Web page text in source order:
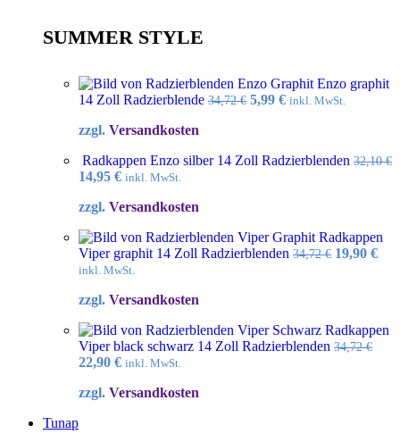
SUMMER STYLE
Enzo graphit
14 Zoll Radzierblende 34,72€ Ursprünglicher
5,99 €Aktueller
inkl. MwSt.
zzgl. Versandkosten
Radkappen Enzo silber 14 Zoll Radzierblenden 32,10€
Ursprünglicher
war:
14,95 €Aktueller
ist:
inkl. MwSt.
zzgl. Versandkosten
Radkappen
Viper graphit 14 Zoll Radzierblenden 34,72€ 19,90 €
inkl. MwSt.
zzgl. Versandkosten
Radkappen
Viper black schwarz 14 Zoll Radzierblenden 34,72€
Ursprünglicher
war:
22,90 €Aktueller
ist:
inkl. MwSt.
zzgl. Versandkosten
Tunap